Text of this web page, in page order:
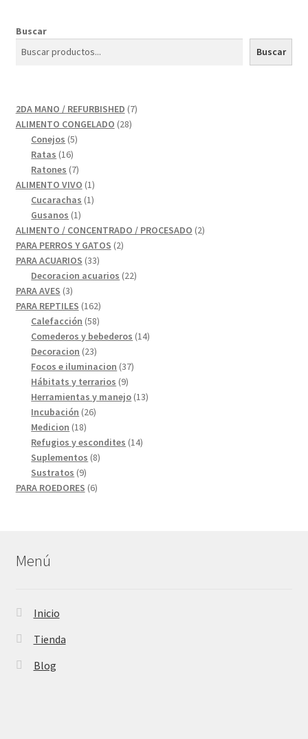
Buscar
Buscar
2DA MANO / REFURBISHED 77
ALIMENTO CONGELADO 2828
Conejos 55
Ratas 1616
productos
Ratones 77
productos
ALIMENTO VIVO 11
producto
Cucarachas 11
Gusanos 11
producto
ALIMENTO / CONCENTRADO / PROCESADO 22
PARA PERROS Y GATOS 22
PARA ACUARIOS 3333
productos
Decoracion acuarios 2222
PARA AVES 33
productos
PARA REPTILES 162162
productos
Calefacción 5858
productos
Comederos y bebederos 1414
Decoracion 2323
productos
Focos e iluminacion 3737
Hábitats y terrarios 99
productos
Herramientas y manejo 1313
Incubación 2626
Medicion 1818
productos
Refugios y escondites 1414
Suplementos 88
Sustratos 99
productos
PARA ROEDORES 66
Menú
Inicio
Tienda
Blog